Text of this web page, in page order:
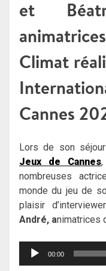
et
Climat
Cannes
Lors de son
Jeux de Cannes,
nombreuses
monde du jeu de
plaisir
André, animatrices
Lecteur
00:00